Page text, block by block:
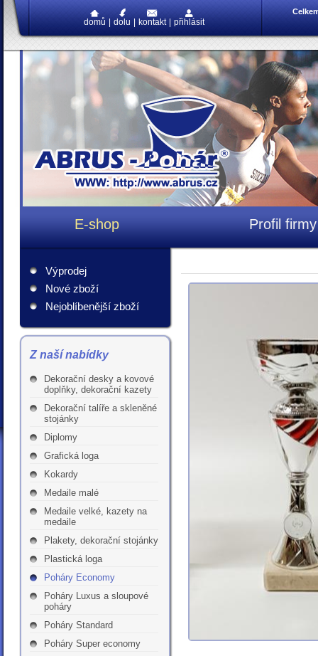
domů dolu kontakt přihlásit
E-shop Profil firmy
Výprodej
Nové zboží
Nejoblíbenější zboží
Z naší nabídky
Dekorační desky a kovové
doplňky, dekorační kazety
Dekorační talíře a skleněné
stojánky
Diplomy
Grafická loga
Kokardy
Medaile malé
Medaile velké, kazety na
medaile
Plakety, dekorační stojánky
Plastická loga
Poháry Economy
Poháry Luxus a sloupové
poháry
Poháry Standard
Poháry Super economy